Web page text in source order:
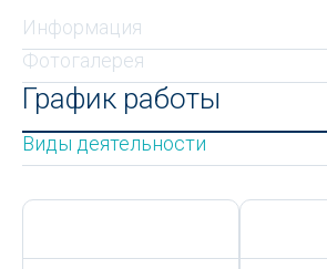
Информация
Фотогалерея
График работы
Виды деятельности